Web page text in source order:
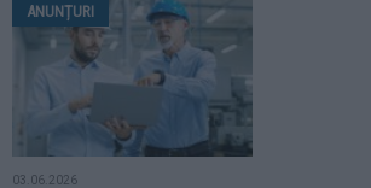
ANUNȚURI
03.06.2026